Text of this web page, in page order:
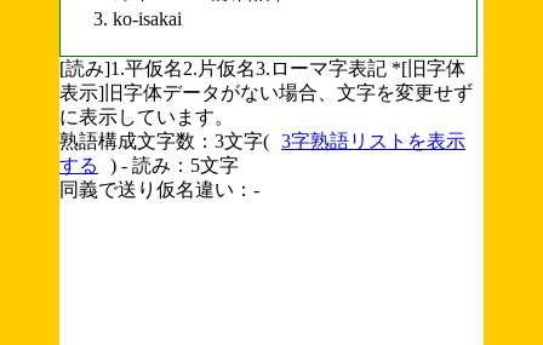
ko-isakai
[読み]1.平仮名2.片仮名3.ローマ字表記 *[旧字体
表示]旧字体データがない場合、文字を変更せず
に表示しています。
熟語構成文字数：3文字( 3字熟語リストを表示
する
) - 読み：5文字
同義で送り仮名違い：-